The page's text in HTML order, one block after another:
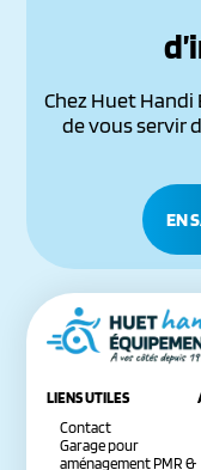
Chez Huet
de vous servir
EN
LIENS UTILES
Contact
Garage pour
aménagement PMR &